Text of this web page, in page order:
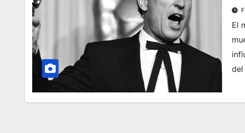
El
del